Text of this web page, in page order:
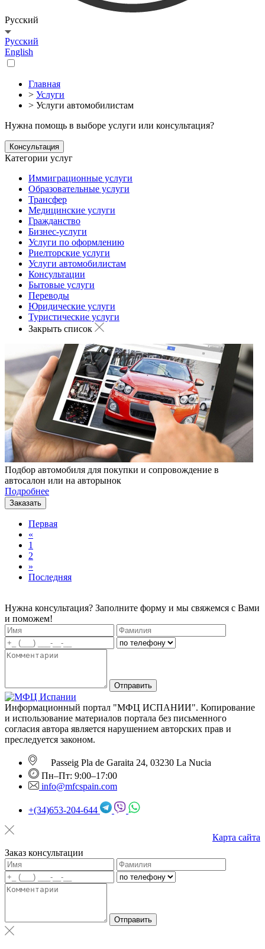
Русский
Русский
English
Главная
> Услуги
> Услуги автомобилистам
Нужна помощь в выборе услуги или консультация?
Консультация
Категории услуг
Иммиграционные услуги
Образовательные услуги
Трансфер
Медицинские услуги
Гражданство
Бизнес-услуги
Услуги по оформлению
Риелторские услуги
Услуги автомобилистам
Консультации
Бытовые услуги
Переводы
Юридические услуги
Туристические услуги
Закрыть список
Подбор автомобиля для покупки и сопровождение в
автосалон или на авторынок
Подробнее
Заказать
Первая
«
1
2
»
Последняя
Нужна консультация? Заполните форму и мы свяжемся с Вами
и поможем!
Отправить
Информационный портал "МФЦ ИСПАНИИ". Копирование
и использование материалов портала без письменного
согласия автора является нарушением авторских прав и
преследуется законом.
Passeig Pla de Garaita 24, 03230 La Nucia
Пн–Пт: 9:00–17:00
info@mfcspain.com
+(34)653-204-644
Карта сайта
Заказ консультации
Отправить